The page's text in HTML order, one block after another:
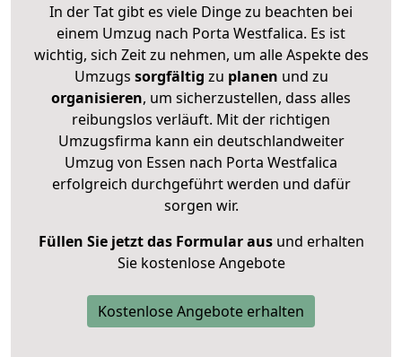
In der Tat gibt es viele Dinge zu beachten bei
einem Umzug nach Porta Westfalica. Es ist
wichtig, sich Zeit zu nehmen, um alle Aspekte des
Umzugs sorgfältig zu planen und zu
organisieren, um sicherzustellen, dass alles
reibungslos verläuft. Mit der richtigen
Umzugsfirma kann ein deutschlandweiter
Umzug von Essen nach Porta Westfalica
erfolgreich durchgeführt werden und dafür
sorgen wir.
Füllen Sie jetzt das Formular ausund erhalten
Sie kostenlose Angebote
Kostenlose Angebote erhalten